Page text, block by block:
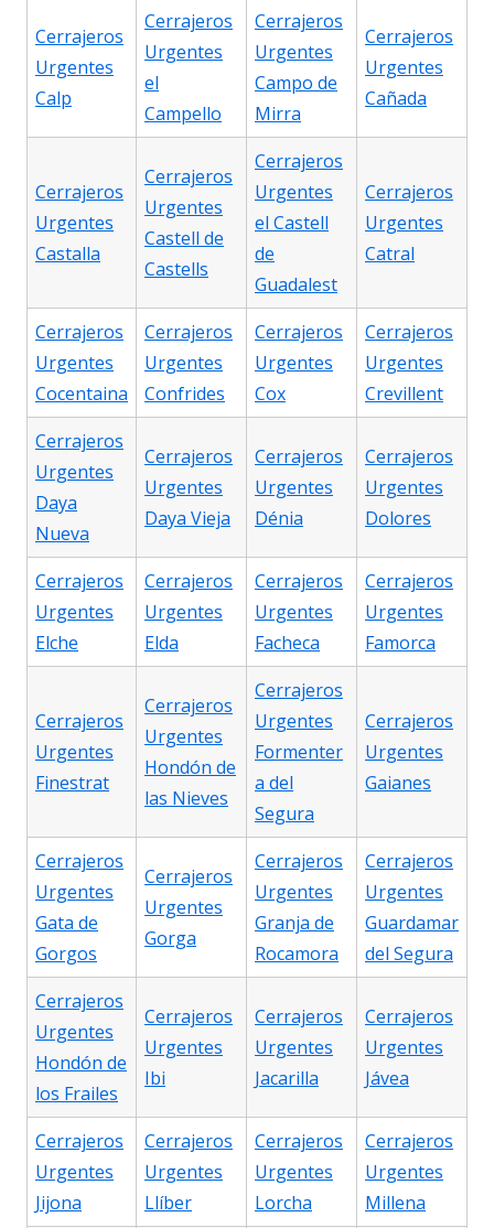
Cerrajeros
Urgentes
Calp
Cerrajeros
Urgentes
el
Campello
Cerrajeros
Urgentes
Campo de
Mirra
Cerrajeros
Urgentes
Cañada
Cerrajeros
Urgentes
Castalla
Cerrajeros
Urgentes
Castell de
Castells
Cerrajeros
Urgentes
el Castell
de
Guadalest
Cerrajeros
Urgentes
Catral
Cerrajeros
Urgentes
Cocentaina
Cerrajeros
Urgentes
Confrides
Cerrajeros
Urgentes
Cox
Cerrajeros
Urgentes
Crevillent
Cerrajeros
Urgentes
Daya
Nueva
Cerrajeros
Urgentes
Daya Vieja
Cerrajeros
Urgentes
Dénia
Cerrajeros
Urgentes
Dolores
Cerrajeros
Urgentes
Elche
Cerrajeros
Urgentes
Elda
Cerrajeros
Urgentes
Facheca
Cerrajeros
Urgentes
Famorca
Cerrajeros
Urgentes
Finestrat
Cerrajeros
Urgentes
Hondón de
las Nieves
Cerrajeros
Urgentes
Formenter
a del
Segura
Cerrajeros
Urgentes
Gaianes
Cerrajeros
Urgentes
Gata de
Gorgos
Cerrajeros
Urgentes
Gorga
Cerrajeros
Urgentes
Granja de
Rocamora
Cerrajeros
Urgentes
Guardamar
del Segura
Cerrajeros
Urgentes
Hondón de
los Frailes
Cerrajeros
Urgentes
Ibi
Cerrajeros
Urgentes
Jacarilla
Cerrajeros
Urgentes
Jávea
Cerrajeros
Urgentes
Jijona
Cerrajeros
Urgentes
Llíber
Cerrajeros
Urgentes
Lorcha
Cerrajeros
Urgentes
Millena